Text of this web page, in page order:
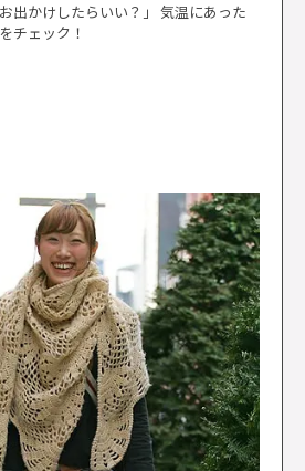
出かけしたらいい？」 気温にあった
チェック！